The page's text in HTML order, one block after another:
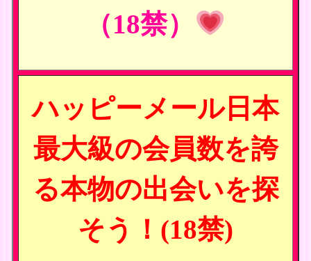
（18禁）
ハッピーメール日本
最大級の会員数を誇
る本物の出会いを探
そう！(18禁)